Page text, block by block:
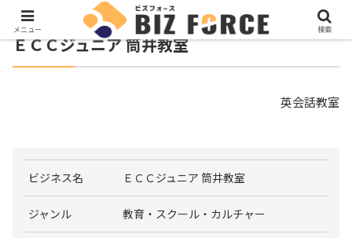
ＥＣＣジュニア 筒井教室
英会話教室
ビジネス名 ＥＣＣジュニア 筒井教室
ジャンル 教育・スクール・カルチャー
メニュー 検索